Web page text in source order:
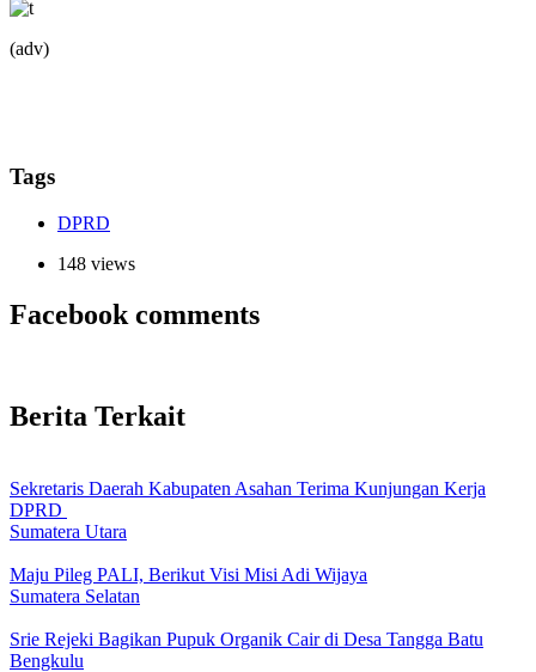
(adv)
Tags
DPRD
148 views
Facebook comments
Berita Terkait
Sekretaris Daerah Kabupaten Asahan Terima Kunjungan Kerja
DPRD
Sumatera Utara
Maju Pileg PALI, Berikut Visi Misi Adi Wijaya
Sumatera Selatan
Srie Rejeki Bagikan Pupuk Organik Cair di Desa Tangga Batu
Bengkulu